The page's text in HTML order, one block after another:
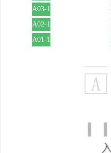
A03-1
A02-1
A01-1